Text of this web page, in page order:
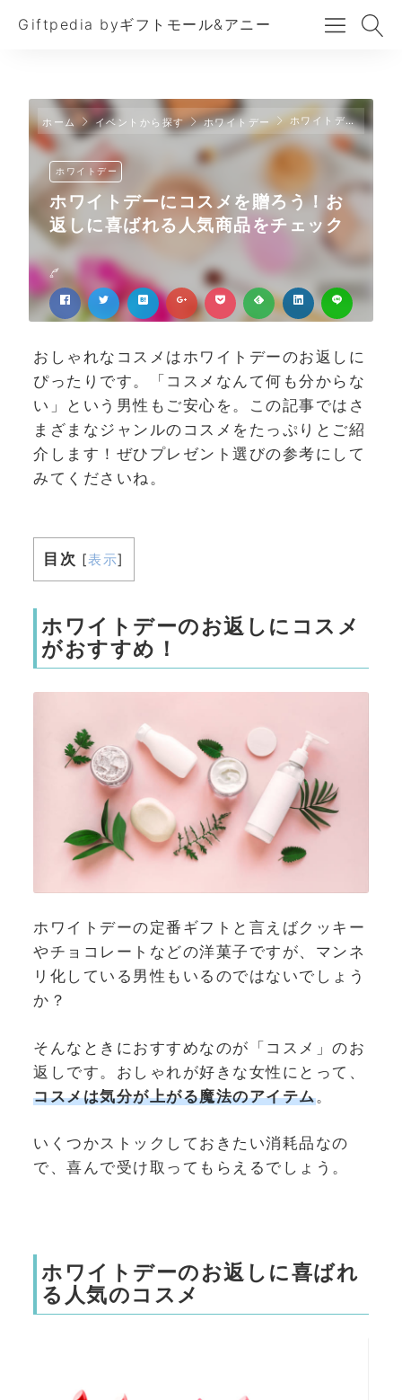
Giftpedia byギフトモール&アニー
ホーム イベントから探す ホワイトデー ホワイトデーにコスメを贈ろう！お返しに喜ばれる人気商品をチェック
ホワイトデー
ホワイトデーにコスメを贈ろう！お
返しに喜ばれる人気商品をチェック
おしゃれなコスメはホワイトデーのお返しに
ぴったりです。「コスメなんて何も分からな
い」という男性もご安心を。この記事ではさ
まざまなジャンルのコスメをたっぷりとご紹
介します！ぜひプレゼント選びの参考にして
みてくださいね。
目次 [表示]
ホワイトデーのお返しにコスメ
がおすすめ！
ホワイトデーの定番ギフトと言えばクッキー
やチョコレートなどの洋菓子ですが、マンネ
リ化している男性もいるのではないでしょう
か？
そんなときにおすすめなのが「コスメ」のお
返しです。おしゃれが好きな女性にとって、
コスメは気分が上がる魔法のアイテム。
いくつかストックしておきたい消耗品なの
で、喜んで受け取ってもらえるでしょう。
ホワイトデーのお返しに喜ばれ
る人気のコスメ